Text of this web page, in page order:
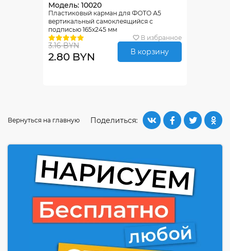
Модель: 10020
Пластиковый карман для ФОТО А5
вертикальный самоклеящийся с
подписью 165х245 мм
В избранное
3.16 BYN
2.80 BYN В корзину
Поделиться:
Вернуться на главную